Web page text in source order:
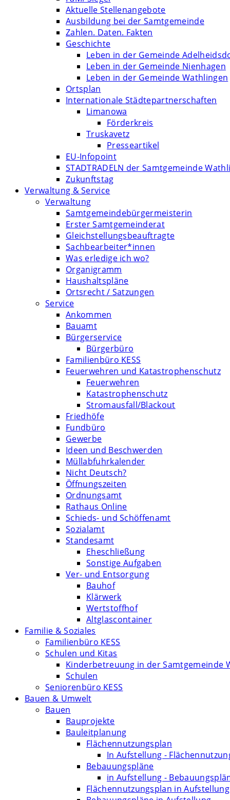
Aktuelle Stellenangebote
Ausbildung bei der Samtgemeinde
Zahlen. Daten. Fakten
Geschichte
Leben in der Gemeinde
Leben in der Gemeinde Nienhagen
Leben in der Gemeinde Wathlingen
Ortsplan
Internationale Städtepartnerschaften
Limanowa
Förderkreis
Truskavetz
Presseartikel
EU-Infopoint
STADTRADELN der Samtgemeinde
Zukunftstag
Verwaltung & Service
Verwaltung
Samtgemeindebürgermeisterin
Erster Samtgemeinderat
Gleichstellungsbeauftragte
Sachbearbeiter*innen
Was erledige ich wo?
Organigramm
Haushaltspläne
Ortsrecht / Satzungen
Service
Ankommen
Bauamt
Bürgerservice
Bürgerbüro
Familienbüro KESS
Feuerwehren und Katastrophenschutz
Feuerwehren
Katastrophenschutz
Stromausfall/Blackout
Friedhöfe
Fundbüro
Gewerbe
Ideen und Beschwerden
Müllabfuhrkalender
Nicht Deutsch?
Öffnungszeiten
Ordnungsamt
Rathaus Online
Schieds- und Schöffenamt
Sozialamt
Standesamt
Eheschließung
Sonstige Aufgaben
Ver- und Entsorgung
Bauhof
Klärwerk
Wertstoffhof
Altglascontainer
Familie & Soziales
Familienbüro KESS
Schulen und Kitas
Kinderbetreuung in der Samtgemeinde
Schulen
Seniorenbüro KESS
Bauen & Umwelt
Bauen
Bauprojekte
Bauleitplanung
Flächennutzungsplan
In Aufstellung -
Bebauungspläne
in Aufstellung -
Flächennutzungsplan in Aufstellung